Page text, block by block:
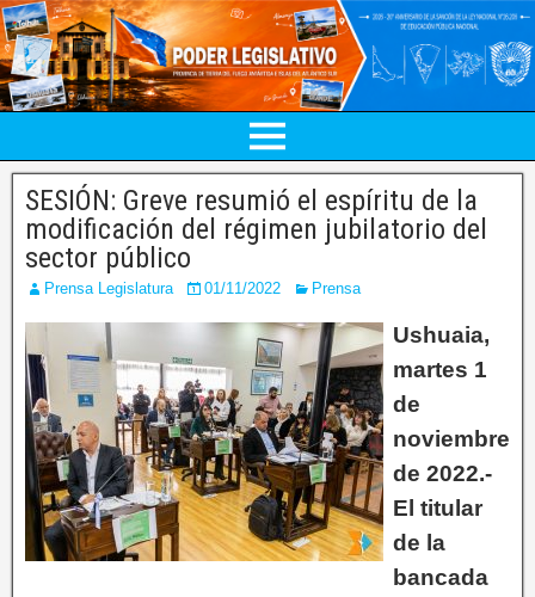
SESIÓN: Greve resumió el espíritu de la
modificación del régimen jubilatorio del
sector público
Prensa Legislatura 01/11/2022 Prensa
Ushuaia,
martes 1
de
noviembre
de 2022.-
El titular
de la
bancada